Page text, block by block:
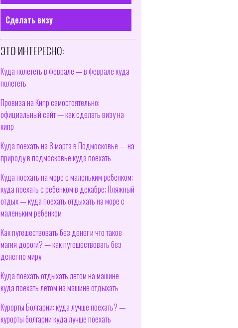
Сделать визу
ЭТО ИНТЕРЕСНО:
Куда полететь в феврале — в феврале куда
полететь
Провиза на Кипр самостоятельно:
официальный сайт — как сделать визу на
кипр
Куда поехать на 8 марта в Подмосковье — на
природу в подмосковье куда поехать
Куда поехать на море с маленьким ребенком;
куда поехать с ребенком в декабре; Пляжный
отдых — куда поехать отдыхать на море с
маленьким ребенком
Как путешествовать без денег и что такое
магия дороги? — как путешествовать без
денег по миру
Куда поехать отдыхать летом на машине —
куда поехать летом на машине отдыхать
Курорты Болгарии: куда лучше поехать? —
курорты болгарии куда лучше поехать